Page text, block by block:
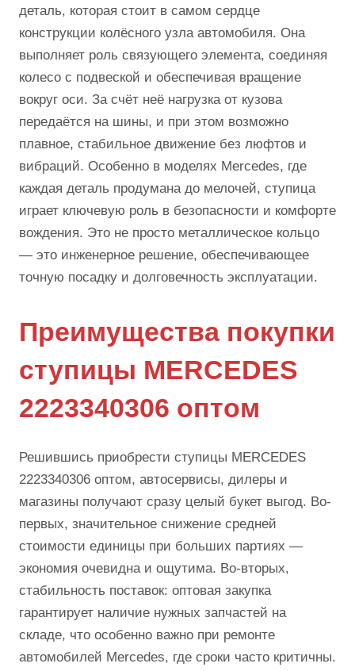
деталь, которая стоит в самом сердце
конструкции колёсного узла автомобиля. Она
выполняет роль связующего элемента, соединяя
колесо с подвеской и обеспечивая вращение
вокруг оси. За счёт неё нагрузка от кузова
передаётся на шины, и при этом возможно
плавное, стабильное движение без люфтов и
вибраций. Особенно в моделях Mercedes, где
каждая деталь продумана до мелочей, ступица
играет ключевую роль в безопасности и комфорте
вождения. Это не просто металлическое кольцо
— это инженерное решение, обеспечивающее
точную посадку и долговечность эксплуатации.
Преимущества покупки
ступицы MERCEDES
2223340306 оптом
Решившись приобрести ступицы MERCEDES
2223340306 оптом, автосервисы, дилеры и
магазины получают сразу целый букет выгод. Во-
первых, значительное снижение средней
стоимости единицы при больших партиях —
экономия очевидна и ощутима. Во-вторых,
стабильность поставок: оптовая закупка
гарантирует наличие нужных запчастей на
складе, что особенно важно при ремонте
автомобилей Mercedes, где сроки часто критичны.